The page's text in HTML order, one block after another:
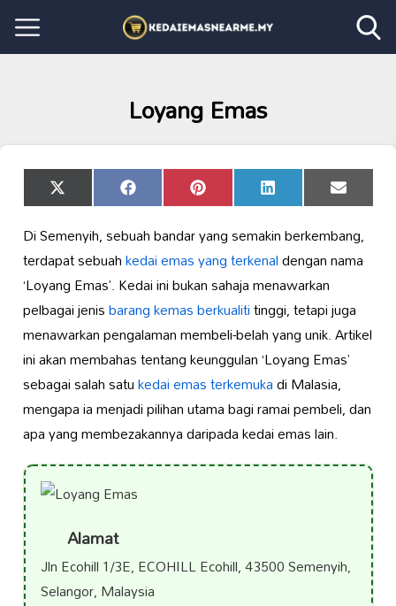
Loyang Emas
Share
on
X
(Twitter)
Share
on
Facebook Share
on
Pinterest Share
on
LinkedIn Share
on
Email
Di Semenyih, sebuah bandar yang semakin berkembang,
terdapat sebuahkedai emas yang terkenaldengan nama
‘Loyang Emas’. Kedai ini bukan sahaja menawarkan
pelbagai jenisbarang kemas berkualititinggi, tetapi juga
menawarkan pengalaman membeli-belah yang unik. Artikel
ini akan membahas tentang keunggulan ‘Loyang Emas’
sebagai salah satukedai emas terkemukadi Malasia,
mengapa ia menjadi pilihan utama bagi ramai pembeli, dan
apa yang membezakannya daripada kedai emas lain.
Alamat
Jln Ecohill 1/3E, ECOHILL Ecohill, 43500 Semenyih,
Selangor, Malaysia